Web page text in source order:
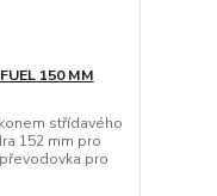
150 MM
střídavého
152 mm pro
pro